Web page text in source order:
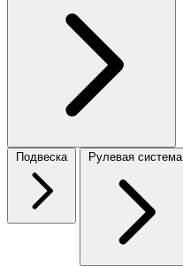
Подвеска Рулевая система